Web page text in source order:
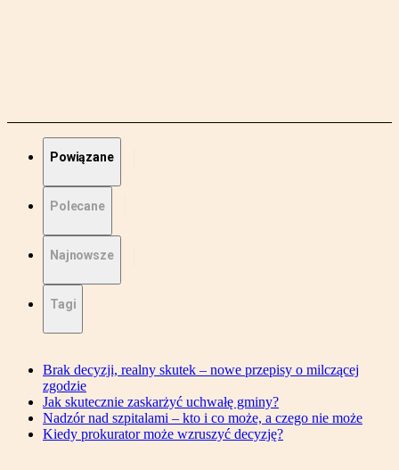
Powiązane
Polecane
Najnowsze
Tagi
Brak decyzji, realny skutek – nowe przepisy o milczącej
zgodzie
Jak skutecznie zaskarżyć uchwałę gminy?
Nadzór nad szpitalami – kto i co może, a czego nie może
Kiedy prokurator może wzruszyć decyzję?